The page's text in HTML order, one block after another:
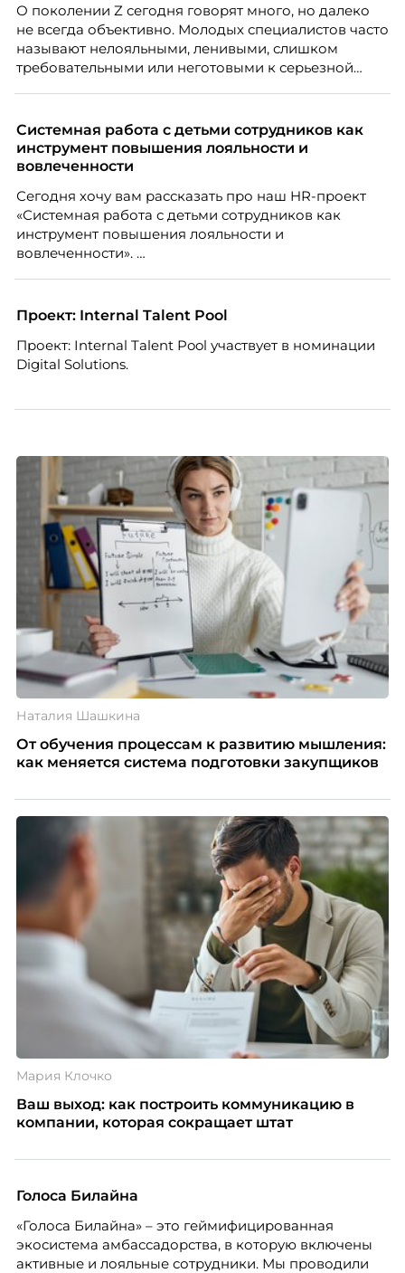
О поколении Z сегодня говорят много, но далеко
не всегда объективно. Молодых специалистов часто
называют нелояльными, ленивыми, слишком
требовательными или неготовыми к серьезной
кадровых ошибок. В этой статье Марина Ускова,
руководитель отдела подбора персонала
рекрутинговой компании, разбирает самые
почему устаревшие представления мешают
бизнесу находить и удерживать сильных
сотрудников.
Системная работа с детьми сотрудников как
инструмент повышения лояльности и
вовлеченности
Сегодня хочу вам рассказать про наш HR-проект
«Системная работа с детьми сотрудников как
инструмент повышения лояльности и
вовлеченности».
Проект: Internal Talent Pool
Проект: Internal Talent Pool участвует в номинации
Digital Solutions.
Наталия Шашкина
От обучения процессам к развитию мышления:
как меняется система подготовки закупщиков
Мария Клочко
Ваш выход: как построить коммуникацию в
компании, которая сокращает штат
Голоса Билайна
«Голоса Билайна» – это геймифицированная
экосистема амбассадорства, в которую включены
активные и лояльные сотрудники. Мы проводили